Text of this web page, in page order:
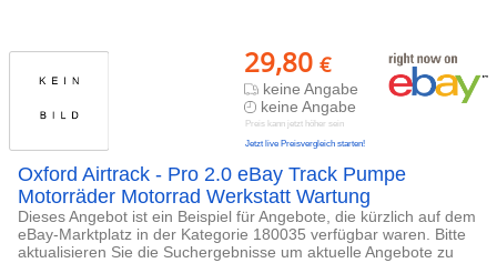
29,80 €
keine Angabe
keine Angabe
Preis kann jetzt höher sein
Jetzt live Preisvergleich starten!
Oxford Airtrack - Pro 2.0 eBay Track Pumpe
Motorräder Motorrad Werkstatt Wartung
Dieses Angebot ist ein Beispiel für Angebote, die kürzlich auf dem
eBay-Marktplatz in der Kategorie 180035 verfügbar waren. Bitte
aktualisieren Sie die Suchergebnisse um aktuelle Angebote zu